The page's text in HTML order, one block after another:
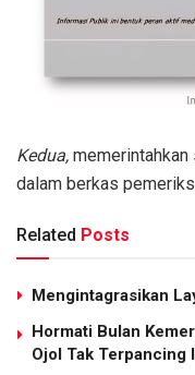
Kedua,
dalam berkas
Related Posts
Mengintagrasikan
Hormati Bulan
Ojol Tak Terpancing